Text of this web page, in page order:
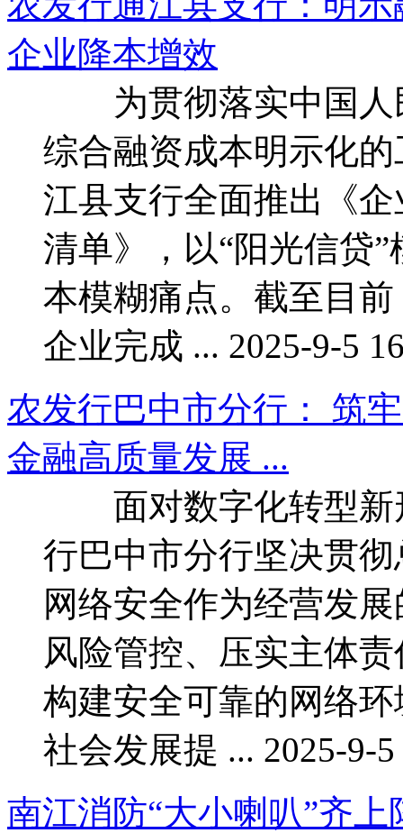
企业降本增效
为贯彻落实中国人
综合融资成本明示化
江县支行全面推出《
清单》，以“阳光信贷
本模糊痛点。截至目
企业完成 ... 2025-9-5
农发行巴中市分行： 筑
金融高质量发展 ...
面对数字化转型新
行巴中市分行坚决贯
网络安全作为经营发
风险管控、压实主体
构建安全可靠的网络
社会发展提 ... 2025-9-5
南江消防“大小喇叭”齐上